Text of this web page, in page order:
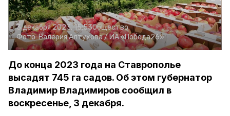
3 декабря 2023, 15:53Общество
Фото:Валерия Алтухова / ИА «Победа26»
До конца 2023 года на Ставрополье
высадят 745 га садов. Об этом губернатор
Владимир Владимиров сообщил в
воскресенье, 3 декабря.